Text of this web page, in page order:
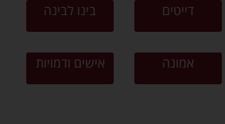
דייטים בינו לבינה
אמונה אישים ודמויות